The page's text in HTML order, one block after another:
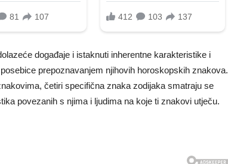
događaje i istaknuti inherentne karakteristike i
prepoznavanjem njihovih horoskopskih znakova.
četiri specifična znaka zodijaka smatraju se
povezanih s njima i ljudima na koje ti znakovi utječu.